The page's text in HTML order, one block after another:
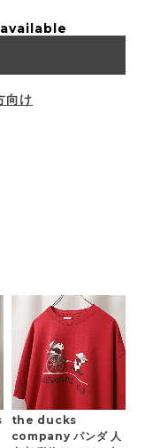
向け
the ducks
company パンダ 人